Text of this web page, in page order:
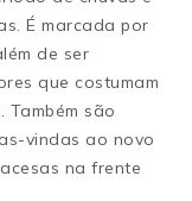
É marcada por
de ser
que costumam
são
vindas ao novo
na frente